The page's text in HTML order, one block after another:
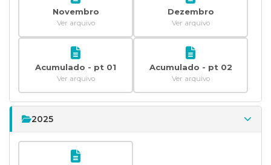
Novembro
Ver arquivo
Dezembro
Ver arquivo
Acumulado - pt 01
Ver arquivo
Acumulado - pt 02
Ver arquivo
2025